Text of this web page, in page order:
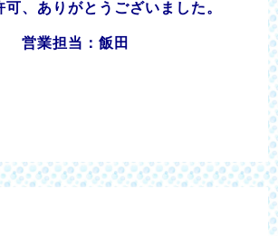
可、ありがとうございました。
営業担当：飯田